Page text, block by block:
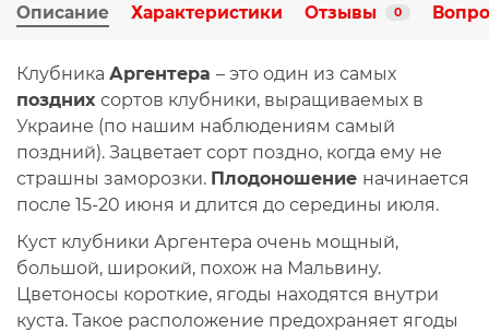
Описание Характеристики Отзывы 0
Клубника Аргентера – это один из самых
поздних сортов клубники, выращиваемых в
Украине (по нашим наблюдениям самый
поздний). Зацветает сорт поздно, когда ему не
страшны заморозки. Плодоношение начинается
после 15-20 июня и длится до середины июля.
Куст клубники Аргентера очень мощный,
большой, широкий, похож на Мальвину.
Цветоносы короткие, ягоды находятся внутри
куста. Такое расположение предохраняет ягоды